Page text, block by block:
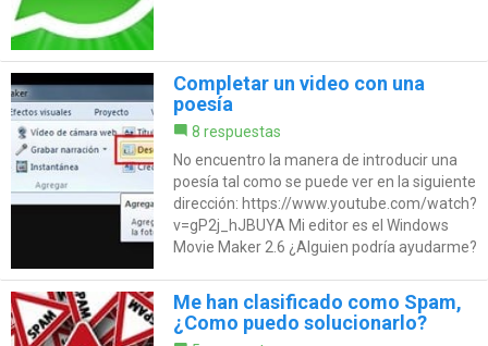
Completar un video con una
poesía
8 respuestas
No encuentro la manera de introducir una
poesía tal como se puede ver en la siguiente
dirección: https://www.youtube.com/watch?
v=gP2j_hJBUYA Mi editor es el Windows
Movie Maker 2.6 ¿Alguien podría ayudarme?
Me han clasificado como Spam,
¿Como puedo solucionarlo?